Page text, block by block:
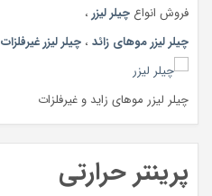
فروش انواع چیلر لیزر ،
چیلر لیزر موهای زائد ، چیلر لیزر غیرفلزات
چیلر لیزر موهای زاید و غیرفلزات
پرینتر حرارتی